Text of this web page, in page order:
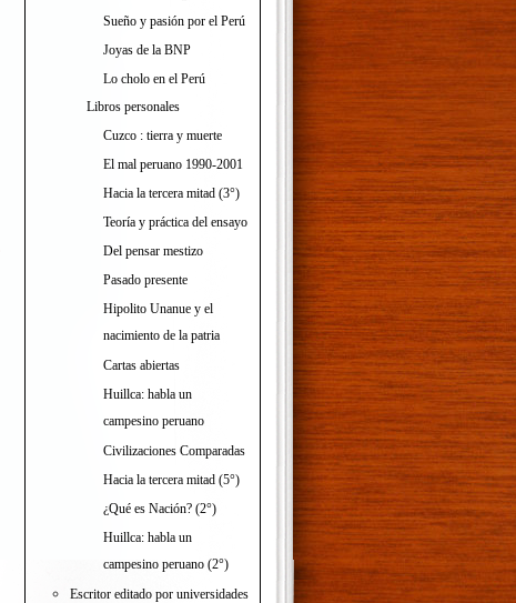
Sueño y pasión por el Perú
Joyas de la BNP
Lo cholo en el Perú
Libros personales
Cuzco : tierra y muerte
El mal peruano 1990-2001
Hacia la tercera mitad (3°)
Teoría y práctica del ensayo
Del pensar mestizo
Pasado presente
Hipolito Unanue y el
nacimiento de la patria
Cartas abiertas
Huillca: habla un
campesino peruano
Civilizaciones Comparadas
Hacia la tercera mitad (5°)
¿Qué es Nación? (2°)
Huillca: habla un
campesino peruano (2°)
Escritor editado por universidades